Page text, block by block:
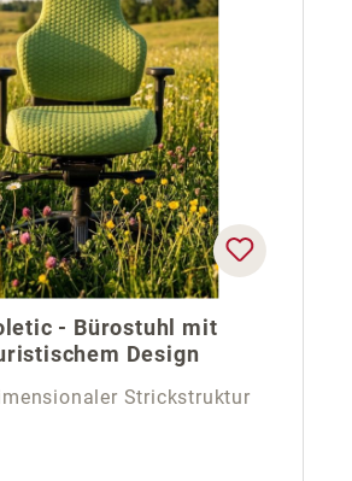
- Bürostuhl mit
Design
Strickstruktur